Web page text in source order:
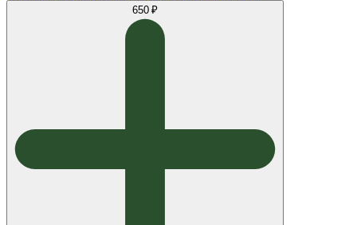
650 ₽